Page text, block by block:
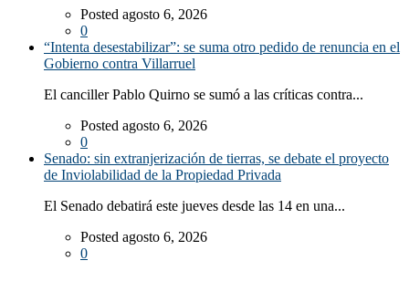
Posted agosto 6, 2026
0
“Intenta desestabilizar”: se suma otro pedido de renuncia en el
Gobierno contra Villarruel
El canciller Pablo Quirno se sumó a las críticas contra...
Posted agosto 6, 2026
0
Senado: sin extranjerización de tierras, se debate el proyecto
de Inviolabilidad de la Propiedad Privada
El Senado debatirá este jueves desde las 14 en una...
Posted agosto 6, 2026
0